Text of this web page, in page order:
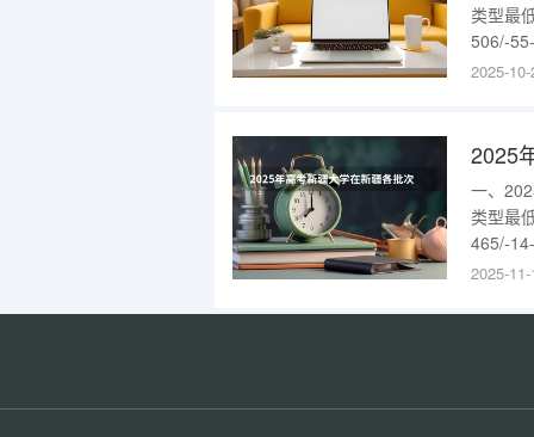
类型最
506/-
班，单
2025-
2025
一、
类型最
465/-
家专项
一批次
2025-